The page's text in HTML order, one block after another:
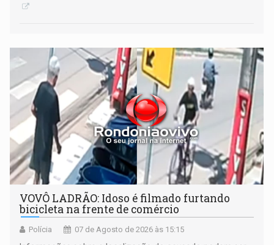
VOVÔ LADRÃO: Idoso é filmado furtando
bicicleta na frente de comércio
Polícia 07 de Agosto de 2026 às 15:15